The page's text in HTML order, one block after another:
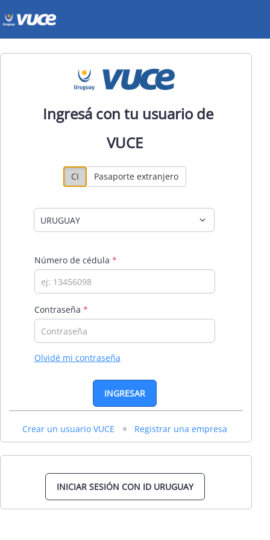
Ingresá con tu usuario de
VUCE
CI Pasaporte extranjero
Número de cédula
Contraseña
Olvidé mi contraseña
Crear un usuario VUCE • Registrar una empresa